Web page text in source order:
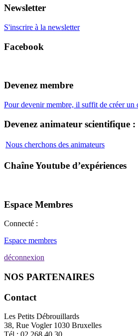
Newsletter
S'inscrire à la newsletter
Facebook
Devenez membre
Pour devenir membre, il suffit de créer un
Devenez animateur scientifique
Nous cherchons des animateurs
Chaîne Youtube d’expériences
Espace Membres
Connecté :
Espace membres
déconnexion
NOS PARTENAIRES
Contact
Les Petits Débrouillards
38, Rue Vogler 1030 Bruxelles